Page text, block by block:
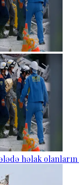
həlak olanların